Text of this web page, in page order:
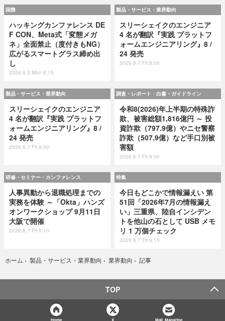
国際
ハッキングカンファレンス DE
F CON、Meta式「変態メガ
ネ」全面禁止（度付きもNG）
広がるスマートグラス締め出
し
2026.8.3 Mon 8:15
製品・サービス・業界動向
スリーシェイクのエンジニア
4 名が翻訳『実践 プラットフ
ォームエンジニアリング』8 /
24 発売
2026.8.7 Fri 8:00
製品・サービス・業界動向
スリーシェイクのエンジニア
4 名が翻訳『実践 プラットフ
ォームエンジニアリング』8 /
24 発売
2026.8.7 Fri 8:00
調査・レポート・白書・ガイドライン
令和8(2026)年上半期の特殊詐
欺、被害総額1,816億円 ～ 投
資詐欺（797.9億）やニセ警察
詐欺（507.9億）など手口別被
害額
2026.8.7 Fri 8:00
研修・セミナー・カンファレンス
人事異動から退職処理までの
実務を体験 ～「Okta」ハンズ
オンワークショップ 9月11日
大阪で開催
2026.8.7 Fri 8:10
特集
今日もどこかで情報漏えい 第
51回「2026年7月の情報漏え
い」三重県、陸自インシデン
トを他山の石として USB メモ
リ 1 万個チェック
2026.8.7 Fri 8:15
ホーム › 製品・サービス・業界動向 › 業界動向 › 記事
TOP
Home X Mail Magazine